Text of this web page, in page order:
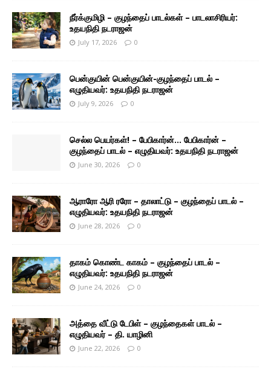
நீர்க்குமிழி – குழந்தைப் பாடல்கள் – பாடலாசிரியர்:
உதயநிதி நடராஜன்
July 17, 2026 0
பென்குயின் பென்குயின்-குழந்தைப் பாடல் –
எழுதியவர்: உதயநிதி நடராஜன்
July 9, 2026 0
செல்ல பெயர்கள்! – பேபிகார்ன்… பேபிகார்ன் –
குழந்தைப் பாடல் – எழுதியவர்: உதயநிதி நடராஜன்
June 30, 2026 0
ஆராரோ ஆரி ரரோ – தாலாட்டு – குழந்தைப் பாடல் –
எழுதியவர்: உதயநிதி நடராஜன்
June 28, 2026 0
தாகம் கொண்ட காகம் – குழந்தைப் பாடல் –
எழுதியவர்: உதயநிதி நடராஜன்
June 24, 2026 0
அத்தை வீட்டு டேபிள் – குழந்தைகள் பாடல் –
எழுதியவர் – தி. யாழினி
June 22, 2026 0